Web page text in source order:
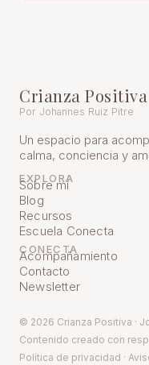
Crianza Positiva
Por Johannes Ruiz Pitre
Un espacio para
calma, conciencia y
EXPLORA
Sobre mí
Blog
Recursos
Escuela Conecta
CONECTA
Acompañamiento
Contacto
Newsletter
© 2026 Crianza Positiva ·
Contenido creado con
Política de privacidad ·